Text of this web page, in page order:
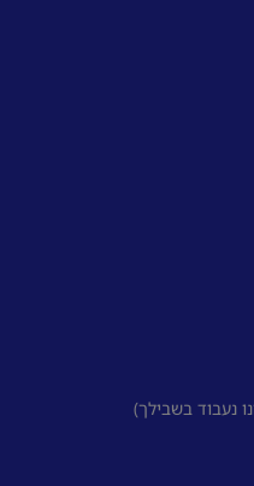
נעבוד בשבילך)